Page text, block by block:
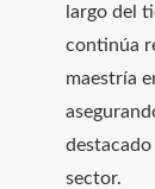
largo del
continúa
maestría
destacado
sector.